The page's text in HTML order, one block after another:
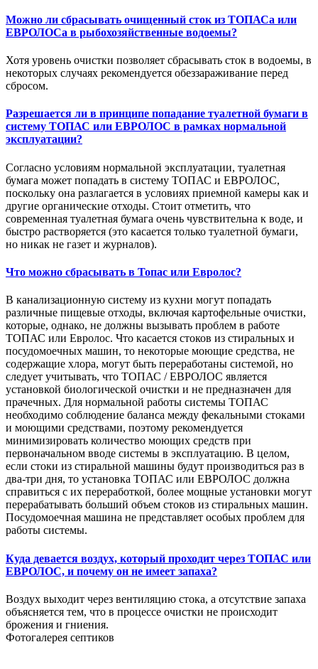
Можно ли сбрасывать очищенный сток из ТОПАСа или
ЕВРОЛОСа в рыбохозяйственные водоемы?
Хотя уровень очистки позволяет сбрасывать сток в водоемы, в
некоторых случаях рекомендуется обеззараживание перед
сбросом.
Разрешается ли в принципе попадание туалетной бумаги в
систему ТОПАС или ЕВРОЛОС в рамках нормальной
эксплуатации?
Согласно условиям нормальной эксплуатации, туалетная
бумага может попадать в систему ТОПАС и ЕВРОЛОС,
поскольку она разлагается в условиях приемной камеры как и
другие органические отходы. Стоит отметить, что
современная туалетная бумага очень чувствительна к воде, и
быстро растворяется (это касается только туалетной бумаги,
но никак не газет и журналов).
Что можно сбрасывать в Топас или Евролос?
В канализационную систему из кухни могут попадать
различные пищевые отходы, включая картофельные очистки,
которые, однако, не должны вызывать проблем в работе
ТОПАС или Евролос. Что касается стоков из стиральных и
посудомоечных машин, то некоторые моющие средства, не
содержащие хлора, могут быть переработаны системой, но
следует учитывать, что ТОПАС / ЕВРОЛОС является
установкой биологической очистки и не предназначен для
прачечных. Для нормальной работы системы ТОПАС
необходимо соблюдение баланса между фекальными стоками
и моющими средствами, поэтому рекомендуется
минимизировать количество моющих средств при
первоначальном вводе системы в эксплуатацию. В целом,
если стоки из стиральной машины будут производиться раз в
два-три дня, то установка ТОПАС или ЕВРОЛОС должна
справиться с их переработкой, более мощные установки могут
перерабатывать больший объем стоков из стиральных машин.
Посудомоечная машина не представляет особых проблем для
работы системы.
Куда девается воздух, который проходит через ТОПАС или
ЕВРОЛОС, и почему он не имеет запаха?
Воздух выходит через вентиляцию стока, а отсутствие запаха
объясняется тем, что в процессе очистки не происходит
брожения и гниения.
Фотогалерея септиков